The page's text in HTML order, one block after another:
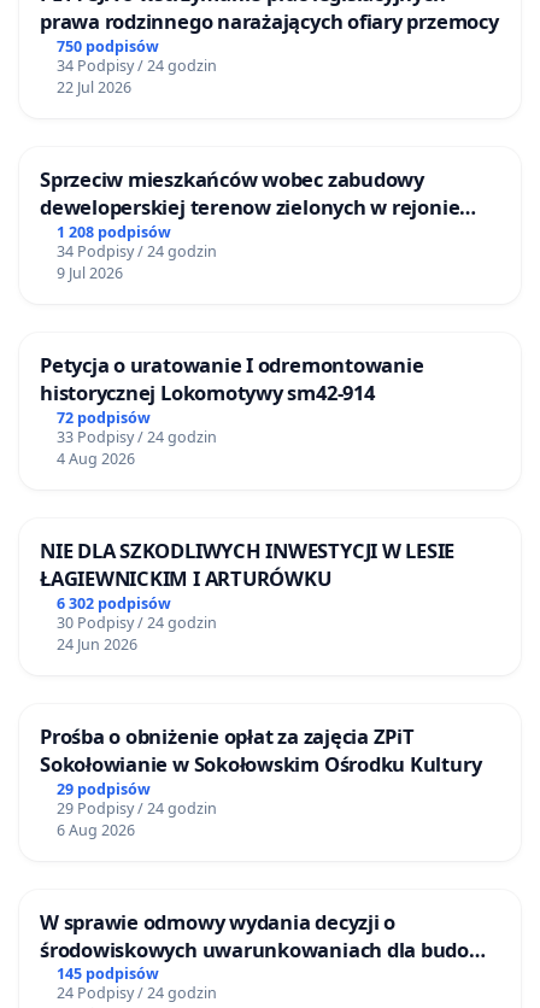
prawa rodzinnego narażających ofiary przemocy
750 podpisów
34 Podpisy / 24 godzin
22 Jul 2026
Sprzeciw mieszkańców wobec zabudowy
deweloperskiej terenow zielonych w rejonie
Bulwarów Straceńskich w Bielsku-Białej
1 208 podpisów
34 Podpisy / 24 godzin
9 Jul 2026
Petycja o uratowanie I odremontowanie
historycznej Lokomotywy sm42-914
72 podpisów
33 Podpisy / 24 godzin
4 Aug 2026
NIE DLA SZKODLIWYCH INWESTYCJI W LESIE
ŁAGIEWNICKIM I ARTURÓWKU
6 302 podpisów
30 Podpisy / 24 godzin
24 Jun 2026
Prośba o obniżenie opłat za zajęcia ZPiT
Sokołowianie w Sokołowskim Ośrodku Kultury
29 podpisów
29 Podpisy / 24 godzin
6 Aug 2026
W sprawie odmowy wydania decyzji o
środowiskowych uwarunkowaniach dla budowy
zakładu wytwarzania biometanu „Krynki” w
145 podpisów
24 Podpisy / 24 godzin